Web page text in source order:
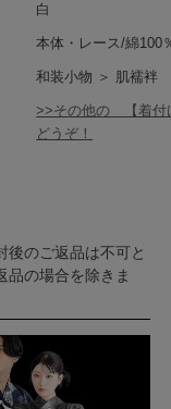
白
本体・レース/綿100
和装小物 ＞ 肌襦袢
>>その他の 【着付
どうぞ！
のご返品は不可と
品の場合を除きま